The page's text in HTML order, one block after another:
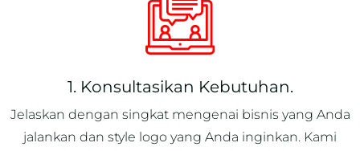
1. Konsultasikan Kebutuhan.
Jelaskan dengan singkat mengenai bisnis yang Anda
jalankan dan style logo yang Anda inginkan. Kami